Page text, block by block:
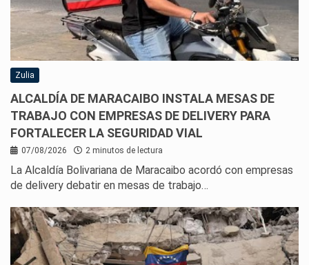
Zulia
ALCALDÍA DE MARACAIBO INSTALA MESAS DE
TRABAJO CON EMPRESAS DE DELIVERY PARA
FORTALECER LA SEGURIDAD VIAL
07/08/2026 2 minutos de lectura
La Alcaldía Bolivariana de Maracaibo acordó con empresas
de delivery debatir en mesas de trabajo…